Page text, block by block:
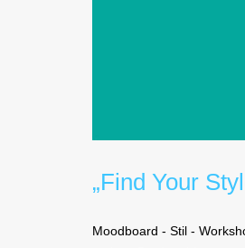
„Find Your
Moodboard - Stil -